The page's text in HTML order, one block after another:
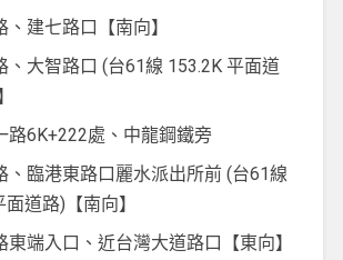
建七路口【南向】
、大智路口 (台61線 153.2K 平面道
路6K+222處、中龍鋼鐵旁
、臨港東路口麗水派出所前 (台61線
道路)【南向】
東端入口、近台灣大道路口【東向】